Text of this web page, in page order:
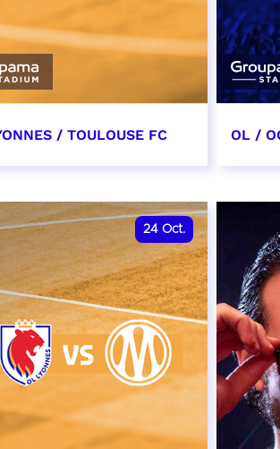
/ TOULOUSE FC
heure à confirmer
OL /
date
24 Oct.